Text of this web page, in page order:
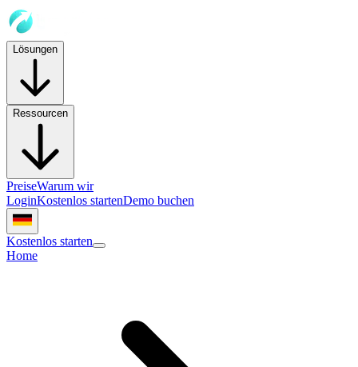
Lösungen
Ressourcen
PreiseWarum wir
LoginKostenlos startenDemo buchen
Kostenlos starten
Home